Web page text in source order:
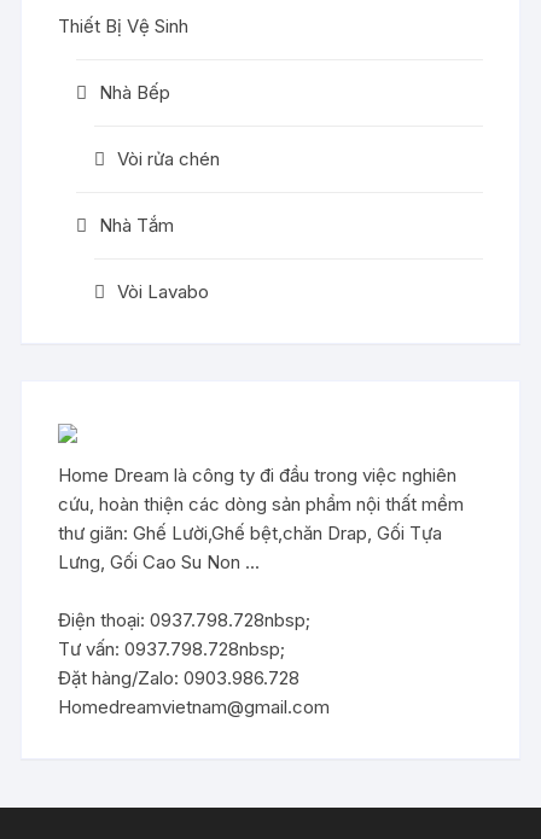
Thiết Bị Vệ Sinh
Nhà Bếp
Vòi rửa chén
Nhà Tắm
Vòi Lavabo
Home Dream là công ty đi đầu trong việc nghiên
cứu, hoàn thiện các dòng sản phẩm nội thất mềm
thư giãn: Ghế Lười,Ghế bệt,chăn Drap, Gối Tựa
Lưng, Gối Cao Su Non ...
Điện thoại: 0937.798.728nbsp;
Tư vấn: 0937.798.728nbsp;
Đặt hàng/Zalo: 0903.986.728
Homedreamvietnam@gmail.com